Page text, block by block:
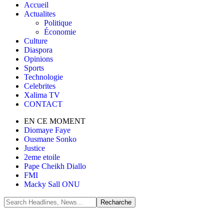
Accueil
Actualites
Politique
Économie
Culture
Diaspora
Opinions
Sports
Technologie
Celebrites
Xalima TV
CONTACT
EN CE MOMENT
Diomaye Faye
Ousmane Sonko
Justice
2eme etoile
Pape Cheikh Diallo
FMI
Macky Sall ONU